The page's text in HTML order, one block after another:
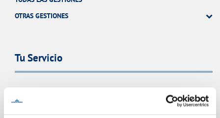
OTRAS GESTIONES
Tu Servicio